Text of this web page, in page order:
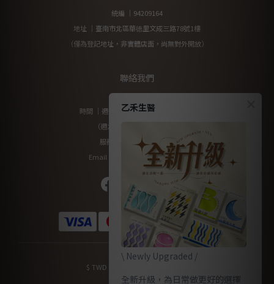
統編 ｜94209164
地址 ｜臺南市北區華徳里文成三路78號1樓
（僅為登記地址，非實體店面，尚無對外開放）
聯絡我們
時間 ｜週一至週五 10:00am-17:00pm
（週六及國定假日暫停服務）
服務專線：0800-200-912
Email：yiherb.tw@gmail.com
$ TWD
乙禾生醫
\ Newly Upgraded /
全新升級，為日常做更好的選擇